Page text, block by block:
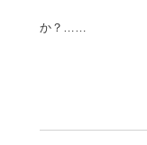
か？……